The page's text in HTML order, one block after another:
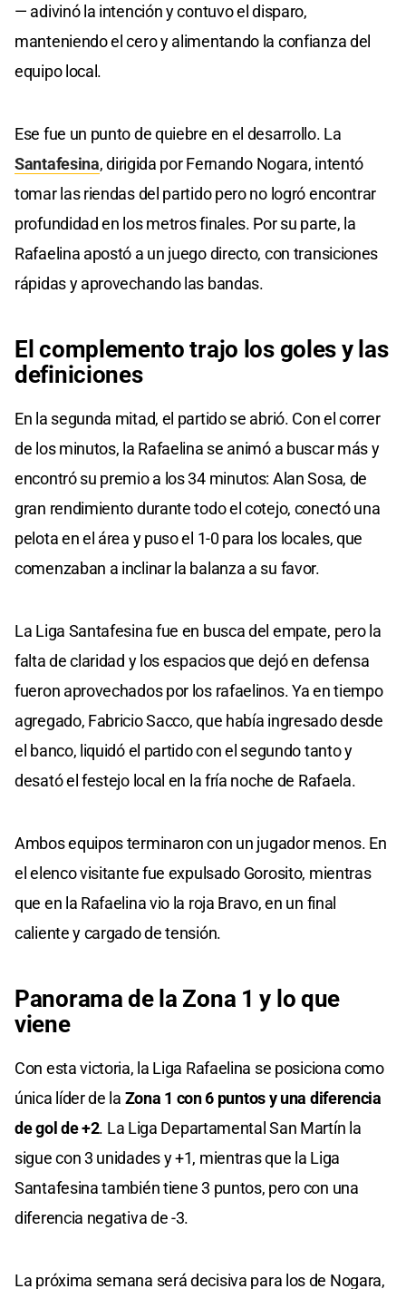
— adivinó la intención y contuvo el disparo,
manteniendo el cero y alimentando la confianza del
equipo local.
Ese fue un punto de quiebre en el desarrollo. La
Santafesina, dirigida por Fernando Nogara, intentó
tomar las riendas del partido pero no logró encontrar
profundidad en los metros finales. Por su parte, la
Rafaelina apostó a un juego directo, con transiciones
rápidas y aprovechando las bandas.
El complemento trajo los goles y las
definiciones
En la segunda mitad, el partido se abrió. Con el correr
de los minutos, la Rafaelina se animó a buscar más y
encontró su premio a los 34 minutos: Alan Sosa, de
gran rendimiento durante todo el cotejo, conectó una
pelota en el área y puso el 1-0 para los locales, que
comenzaban a inclinar la balanza a su favor.
La Liga Santafesina fue en busca del empate, pero la
falta de claridad y los espacios que dejó en defensa
fueron aprovechados por los rafaelinos. Ya en tiempo
agregado, Fabricio Sacco, que había ingresado desde
el banco, liquidó el partido con el segundo tanto y
desató el festejo local en la fría noche de Rafaela.
Ambos equipos terminaron con un jugador menos. En
el elenco visitante fue expulsado Gorosito, mientras
que en la Rafaelina vio la roja Bravo, en un final
caliente y cargado de tensión.
Panorama de la Zona 1 y lo que
viene
Con esta victoria, la Liga Rafaelina se posiciona como
única líder de la Zona 1 con 6 puntos y una diferencia
de gol de +2. La Liga Departamental San Martín la
sigue con 3 unidades y +1, mientras que la Liga
Santafesina también tiene 3 puntos, pero con una
diferencia negativa de -3.
La próxima semana será decisiva para los de Nogara,